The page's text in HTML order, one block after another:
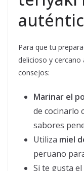
Para que tu
delicioso y
consejos:
Marinar el
de cocinarlo
sabores
Utiliza miel
peruano
Si te gusta